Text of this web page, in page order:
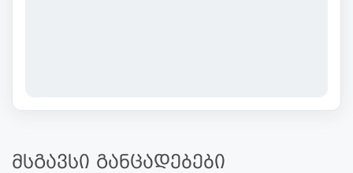
მსგავსი განცადებები